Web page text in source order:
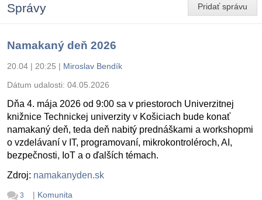
Pridať správu
Správy
Namakaný deň 2026
20.04 | 20:25 | Miroslav Bendík
Dátum udalosti: 04.05.2026
Dňa 4. mája 2026 od 9:00 sa v priestoroch Univerzitnej
knižnice Technickej univerzity v Košiciach bude konať
namakaný deň, teda deň nabitý prednáškami a workshopmi
o vzdelávaní v IT, programovaní, mikrokontroléroch, AI,
bezpečnosti, IoT a o ďalších témach.
Zdroj: namakanyden.sk
3 | Komunita